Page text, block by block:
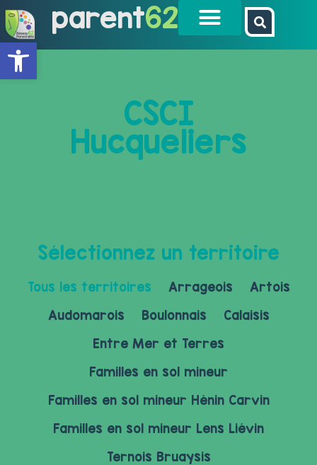
Ouvrir la barre d’outils
parent62
CSCI
Hucqueliers
Sélectionnez un territoire
Tous les territoires Arrageois
Artois
Audomarois
Boulonnais
Calaisis
Entre Mer et Terres
Familles en sol mineur
Familles en sol mineur Hénin Carvin
Familles en sol mineur Lens Liévin
Ternois Bruaysis